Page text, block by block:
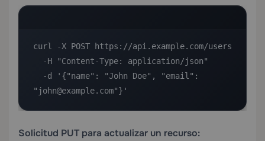
curl -X POST https://api.example.com/users
"john@example.com"}'
Solicitud PUT para actualizar un recurso: